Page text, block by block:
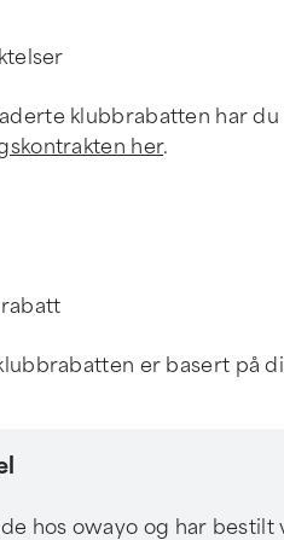
klubbrabatten har
her.
er basert på
hos owayo og har